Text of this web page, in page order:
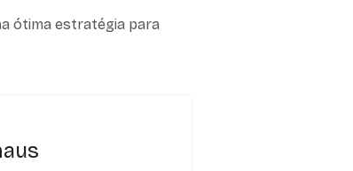
ótima estratégia para